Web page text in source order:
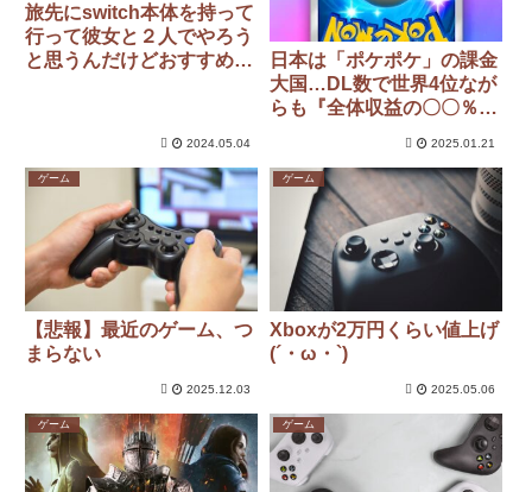
旅先にswitch本体を持って
行って彼女と２人でやろう
と思うんだけどおすすめゲ
2024.05.04
日本は「ポケポケ」の課金
大国…DL数で世界4位なが
らも『全体収益の〇〇％を
2025.01.21
ゲーム
【悲報】最近のゲーム、つ
まらない
2025.12.03
ゲーム
Xboxが2万円くらい値上げ
(´・ω・`)
2025.05.06
ゲーム ゲーム